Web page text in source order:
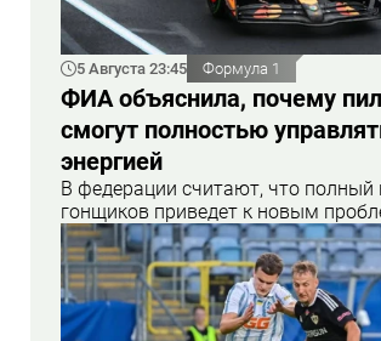
5 Августа 23:45 Формула 1
ФИА объяснила, почему
смогут полностью
энергией
В федерации считают, что полный
гонщиков приведет к новым